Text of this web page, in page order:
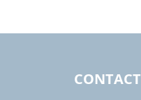
CONTACT